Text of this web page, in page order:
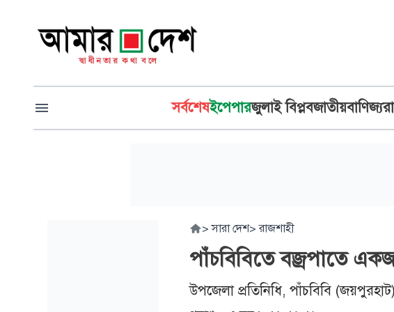
সর্বশেষইপেপারজুলাই বিপ্লবজাতীয়বাণিজ্য
> সারা দেশ> রাজশাহী
পাঁচবিবিতে বজ্রপাতে
উপজেলা প্রতিনিধি, পাঁচবিবি (জয়পুরহাট)